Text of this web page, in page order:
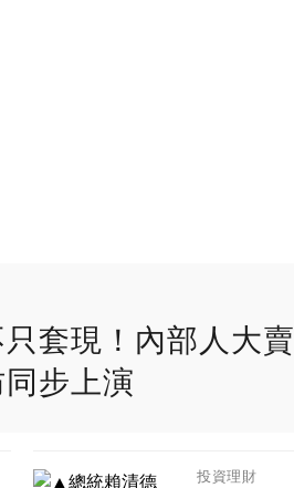
套現！內部人大賣
步上演
投資理財